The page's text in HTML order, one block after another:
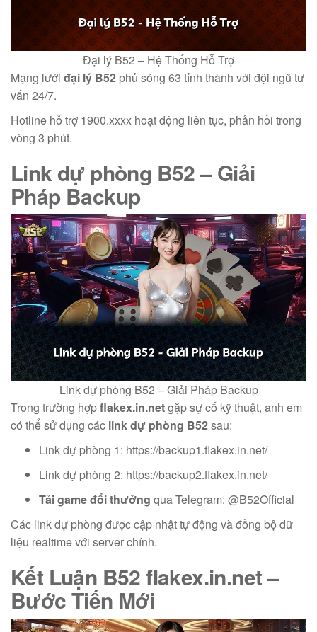
Đại lý B52 – Hệ Thống Hỗ Trợ
Mạng lưới đại lý B52 phủ sóng 63 tỉnh thành với đội ngũ tư
vấn 24/7.
Hotline hỗ trợ 1900.xxxx hoạt động liên tục, phản hồi trong
vòng 3 phút.
Link dự phòng B52– Giải
Pháp Backup
Link dự phòng B52 – Giải Pháp Backup
Trong trường hợpflakex.in.netgặp sự cố kỹ thuật, anh em
có thể sử dụng các link dự phòng B52sau:
Link dự phòng 1: https://backup1.flakex.in.net/
Link dự phòng 2: https://backup2.flakex.in.net/
Tải game đổi thưởng qua Telegram: @B52Official
Các link dự phòng được cập nhật tự động và đồng bộ dữ
liệu realtime với server chính.
Kết Luận B52 flakex.in.net–
Bước Tiến Mới